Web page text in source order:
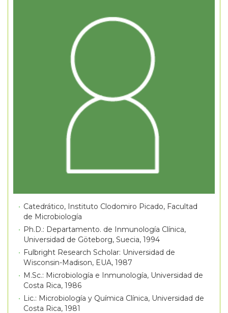
Catedrático, Instituto Clodomiro Picado, Facultad
de Microbiología
Ph.D.: Departamento. de Inmunología Clínica,
Universidad de Göteborg, Suecia, 1994
Fulbright Research Scholar: Universidad de
Wisconsin-Madison, EUA, 1987
M.Sc.: Microbiología e Inmunología, Universidad de
Costa Rica, 1986
Lic.: Microbiología y Química Clínica, Universidad de
Costa Rica, 1981